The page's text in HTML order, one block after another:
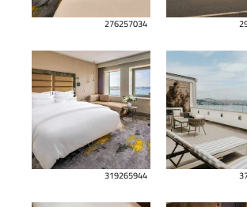
276257034
319265944